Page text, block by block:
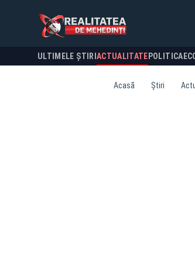
ULTIMELE ȘTIRI ACTUALITATE POLITICA
Acasă Știri